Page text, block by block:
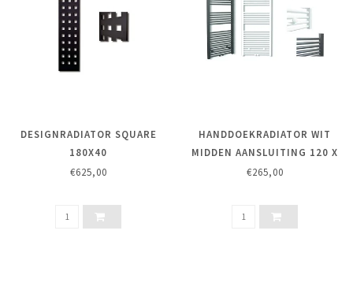
DESIGNRADIATOR SQUARE
180X40
€625,00
HANDDOEKRADIATOR WIT
MIDDEN AANSLUITING 120 X
45 CM.
€265,00